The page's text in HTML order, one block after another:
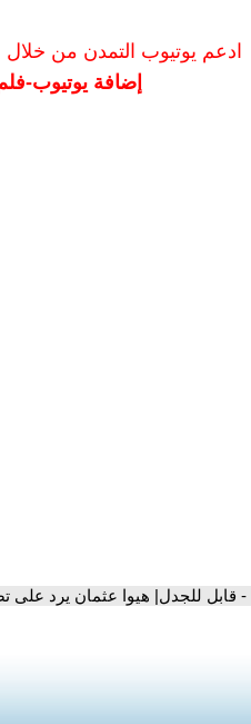
ادعم يوتيوب التمدن من خلال
إضافة يوتيوب-
- قابل للجدل| هيوا عثمان يرد على